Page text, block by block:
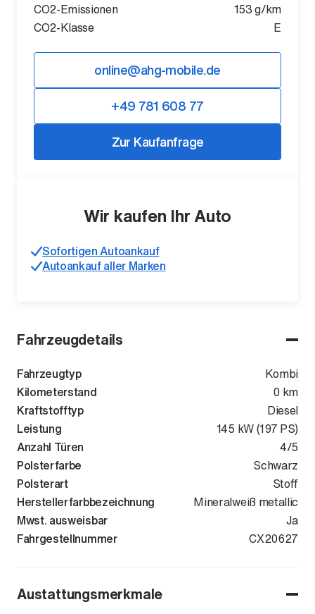
Fahrzeugdetails
Fahrzeugtyp
Kombi
Kilometerstand
0 km
Kraftstofftyp
Diesel
Leistung
145 kW (197 PS)
Anzahl Türen
4/5
Polsterfarbe
Schwarz
Polsterart
Stoff
Herstellerfarbbezeichnung
Mineralweiß metallic
Mwst. ausweisbar
Ja
Fahrgestellnummer
WBA21GW020CX20627
Austattungsmerkmale
CO2-Emissionen
153 g/km
CO2-Klasse
E
online@ahg-mobile.de
+49 781 608 77
Zur Kaufanfrage
Wir kaufen Ihr Auto
Sofortigen Autoankauf
Autoankauf aller Marken